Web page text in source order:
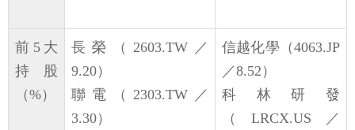
前5大
持股
（%）
長榮（2603.TW／
9.20）
聯電（2303.TW／
3.30）
信越化學（4063.JP
／8.52）
科林研發
（LRCX.US／